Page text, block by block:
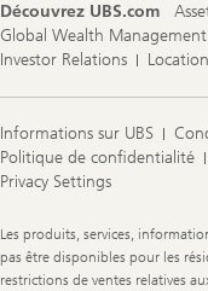
Découvrez UBS.com
Global Wealth Management
Investor Relations
Informations sur UBS
Politique de confidentialité
Privacy Settings
Legal
Information
Les produits, services,
pas être disponibles pour les
restrictions de ventes relatives